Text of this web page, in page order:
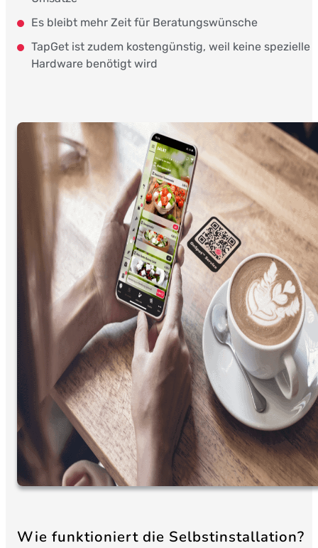
Es bleibt mehr Zeit für Beratungswünsche
TapGet ist zudem kostengünstig, weil keine spezielle
Hardware benötigt wird
Wie funktioniert die Selbstinstallation?